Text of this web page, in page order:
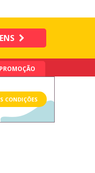
PROMOÇÃO
CONDIÇÕES